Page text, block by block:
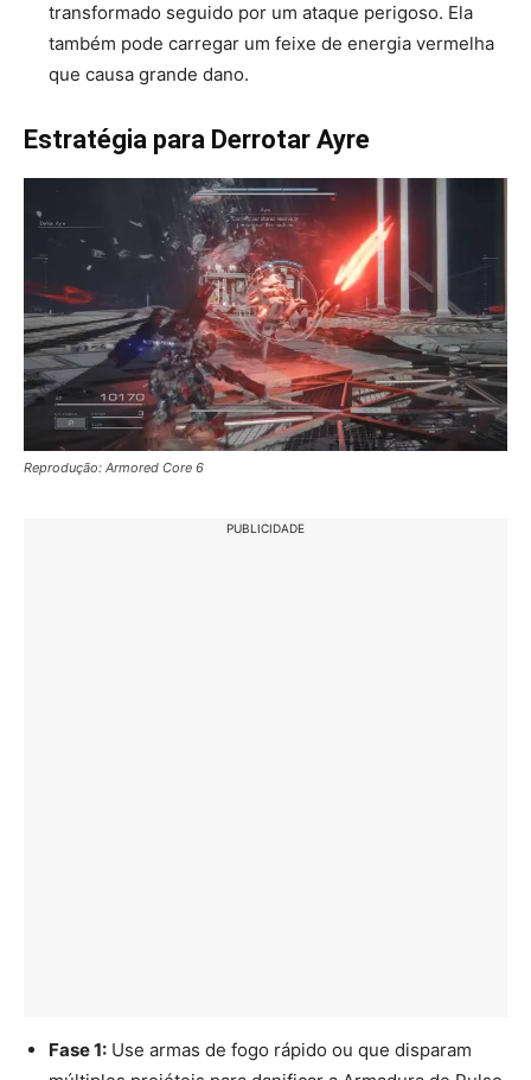
transformado seguido por um ataque perigoso. Ela
também pode carregar um feixe de energia vermelha
que causa grande dano.
Estratégia para Derrotar Ayre
Reprodução: Armored Core 6
PUBLICIDADE
Fase 1: Use armas de fogo rápido ou que disparam